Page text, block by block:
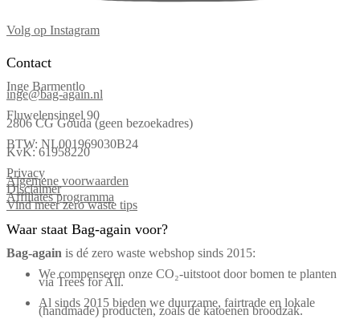
Volg op Instagram
Contact
Inge Barmentlo
inge@bag-again.nl
Fluwelensingel 90
2806 CG Gouda (geen bezoekadres)
BTW: NL001969030B24
KvK: 61958220
Privacy
Algemene voorwaarden
Disclaimer
Affiliates programma
Vind meer zero waste tips
Waar staat Bag-again voor?
Bag‑again is dé zero waste webshop sinds 2015:
We compenseren onze CO₂-uitstoot door bomen te planten
via Trees for All.
Al sinds 2015 bieden we duurzame, fairtrade en lokale
(handmade) producten, zoals de katoenen broodzak.